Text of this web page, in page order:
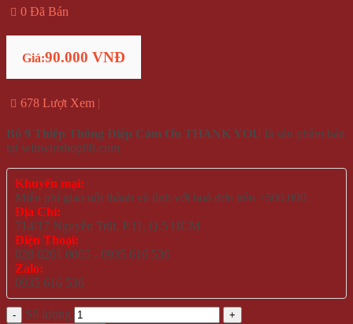
0 Đã Bán
Giá:90.000 VNĐ
678 Lượt Xem
Bộ 9 Thiệp Thông Điệp Cảm Ơn THANK YOU là sản phẩm bán
tại winwinshop88.com
Khuyến mại:
Miễn phí giao nội thành và tỉnh với hoá đơn trên >500.000
Địa Chỉ:
714/17 Nguyễn Trãi, P.11, Q.5 HCM
Điện Thoại:
028 6261 0065 - 0935 616 536
Zalo:
0935 616 536
Số lượng